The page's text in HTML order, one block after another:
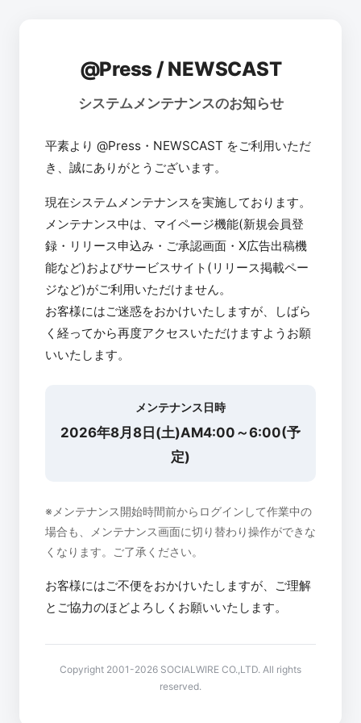
@Press / NEWSCAST
システムメンテナンスのお知らせ
平素より @Press・NEWSCAST をご利用いただ
き、誠にありがとうございます。
現在システムメンテナンスを実施しております。
メンテナンス中は、マイページ機能(新規会員登
録・リリース申込み・ご承認画面・X広告出稿機
能など)およびサービスサイト(リリース掲載ペー
ジなど)がご利用いただけません。
お客様にはご迷惑をおかけいたしますが、しばら
く経ってから再度アクセスいただけますようお願
いいたします。
メンテナンス日時
2026年8月8日(土)AM4:00～6:00(予
定)
※メンテナンス開始時間前からログインして作業中の
場合も、メンテナンス画面に切り替わり操作ができな
くなります。ご了承ください。
お客様にはご不便をおかけいたしますが、ご理解
とご協力のほどよろしくお願いいたします。
Copyright 2001-2026 SOCIALWIRE CO.,LTD. All rights
reserved.